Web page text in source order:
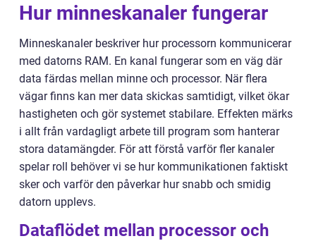
Hur minneskanaler fungerar
Minneskanaler beskriver hur processorn kommunicerar
med datorns RAM. En kanal fungerar som en väg där
data färdas mellan minne och processor. När flera
vägar finns kan mer data skickas samtidigt, vilket ökar
hastigheten och gör systemet stabilare. Effekten märks
i allt från vardagligt arbete till program som hanterar
stora datamängder. För att förstå varför fler kanaler
spelar roll behöver vi se hur kommunikationen faktiskt
sker och varför den påverkar hur snabb och smidig
datorn upplevs.
Dataflödet mellan processor och